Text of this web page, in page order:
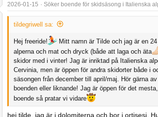
2026-01-15 Söker boende för skidsäsong i Italienska
tildegriwell sa:
Hej freeride!
Mitt namn är Tilde och jag är en
alperna och mat och dryck (både att laga och äta
skidor med i vinter! Jag är inriktad på Italienska
Cervinia, men är öppen för andra skidorter både i
säsongen från december till april/maj. Hör gärna
boenden eller liknande! Jag är öppen för det
boende så pratar vi vidare
hej tilde, jag är i dolomiterna och bor i ortisesi.